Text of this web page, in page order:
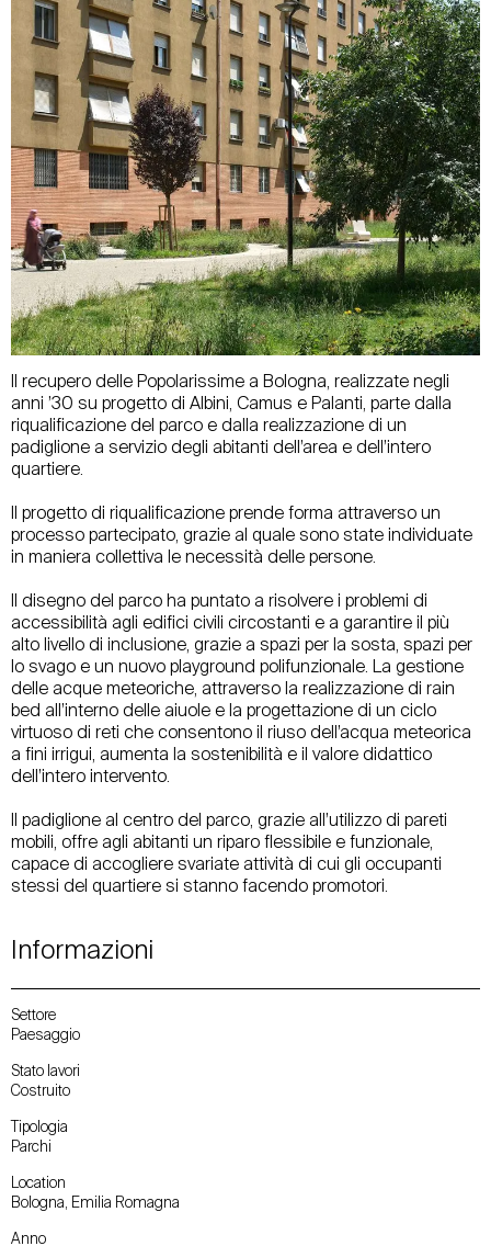
Il recupero delle Popolarissime a Bologna, realizzate negli
anni ’30 su progetto di Albini, Camus e Palanti, parte dalla
riqualificazione del parco e dalla realizzazione di un
padiglione a servizio degli abitanti dell’area e dell’intero
quartiere.
Il progetto di riqualificazione prende forma attraverso un
processo partecipato, grazie al quale sono state individuate
in maniera collettiva le necessità delle persone.
Il disegno del parco ha puntato a risolvere i problemi di
accessibilità agli edifici civili circostanti e a garantire il più
alto livello di inclusione, grazie a spazi per la sosta, spazi per
lo svago e un nuovo playground polifunzionale. La gestione
delle acque meteoriche, attraverso la realizzazione di rain
bed all’interno delle aiuole e la progettazione di un ciclo
virtuoso di reti che consentono il riuso dell’acqua meteorica
a fini irrigui, aumenta la sostenibilità e il valore didattico
dell’intero intervento.
Il padiglione al centro del parco, grazie all’utilizzo di pareti
mobili, offre agli abitanti un riparo flessibile e funzionale,
capace di accogliere svariate attività di cui gli occupanti
stessi del quartiere si stanno facendo promotori.
Informazioni
Settore
Paesaggio
Stato lavori
Costruito
Tipologia
Parchi
Location
Bologna, Emilia Romagna
Anno